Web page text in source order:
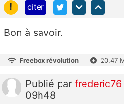
!
citer
Bon à savoir.
Freebox révolution 20.47
Publié par frederic76
09h48